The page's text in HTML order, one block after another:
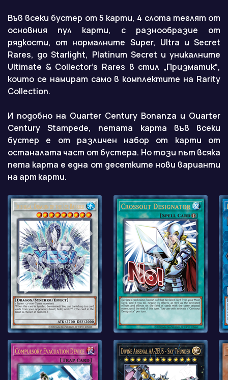
Във всеки бустер от 5 карти, 4 слота теглят от
основния пул карти, с разнообразие от
рядкости, от нормалните Super, Ultra и Secret
Rares, до Starlight, Platinum Secret и уникалните
Ultimate & Collector’s Rares в стил „Призматик“,
които се намират само в комплектите на Rarity
Collection.
И подобно на Quarter Century Bonanza и Quarter
Century Stampede, петата карта във всеки
бустер е от различен набор от карти от
останалата част от бустера. Но този път всяка
пета карта е една от десетките нови варианти
на арт карти.